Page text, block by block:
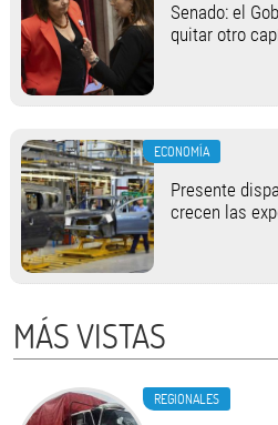
Senado: el
quitar otro
ECONOMÍA
Presente
crecen las
MÁS VISTAS
REGIONALES